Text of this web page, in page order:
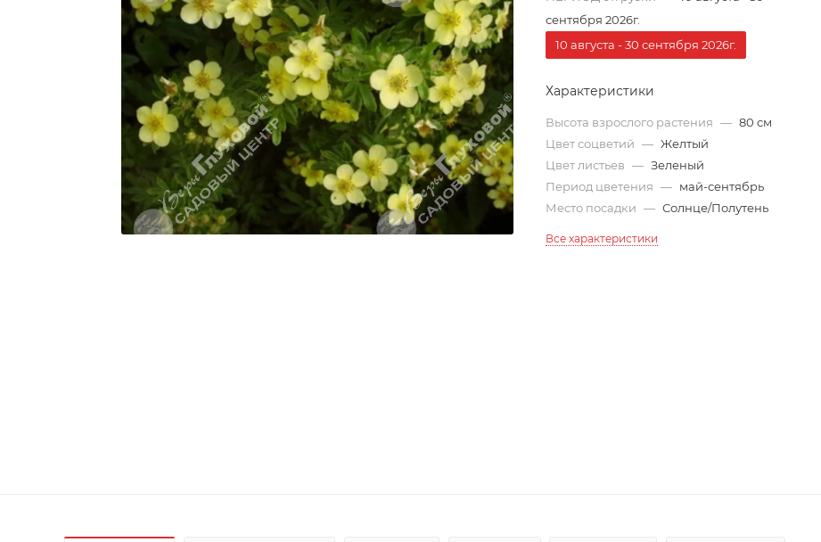
сентября 2026г.
10 августа - 30 сентября 2026г.
Характеристики
Высота взрослого растения — 80 см
Цвет соцветий — Желтый
Цвет листьев — Зеленый
Период цветения — май-сентябрь
Место посадки — Солнце/Полутень
Все характеристики